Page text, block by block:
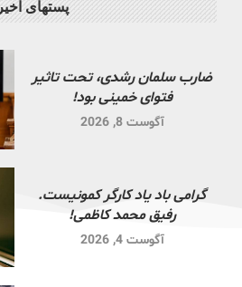
پستهای اخیر
ضارب سلمان رشدی، تحت تاثیر
فتوای خمینی بود!
آگوست 8, 2026
گرامی باد یاد کارگر کمونیست.
رفیق محمد کاظمی!
آگوست 4, 2026